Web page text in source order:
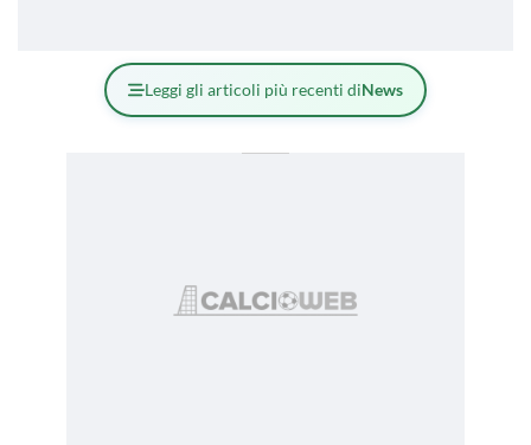
Leggi gli articoli più recenti diNews